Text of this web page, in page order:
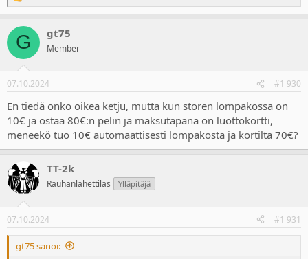
e
c
i
s
G gt75
Member
07.10.2024 #1 930
En tiedä onko oikea ketju, mutta kun storen lompakossa on
10€ ja ostaa 80€:n pelin ja maksutapana on luottokortti,
meneekö tuo 10€ automaattisesti lompakosta ja kortilta 70€?
TT-2k
Rauhanlähettiläs Ylläpitäjä
07.10.2024 #1 931
gt75 sanoi: